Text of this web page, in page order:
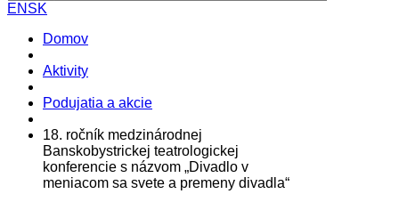
EN SK
Domov
Aktivity
Podujatia a akcie
18. ročník medzinárodnej
Banskobystrickej teatrologickej
konferencie s názvom „Divadlo v
meniacom sa svete a premeny divadla“